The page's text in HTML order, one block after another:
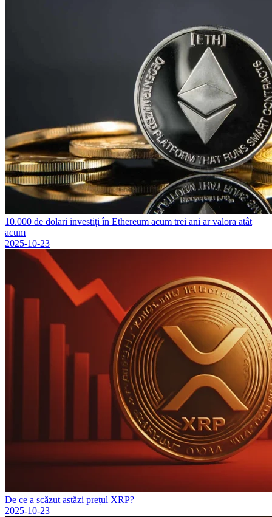
10.000 de dolari investiți în Ethereum acum trei ani ar valora atât
acum
2025-10-23
De ce a scăzut astăzi prețul XRP?
2025-10-23